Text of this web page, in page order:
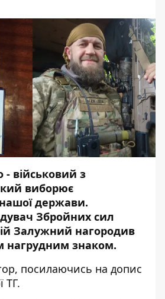
- військовий з
виборює
держави.
Збройних сил
Залужний нагородив
нагрудним знаком.
, посилаючись на допис
ТГ.